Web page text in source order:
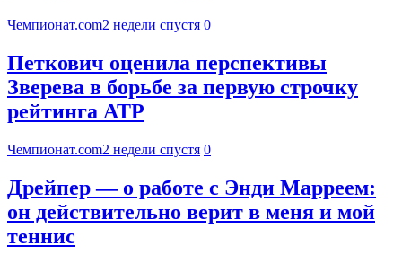
Чемпионат.com2 недели спустя 0
Петкович оценила перспективы
Зверева в борьбе за первую строчку
рейтинга АТР
Чемпионат.com2 недели спустя 0
Дрейпер — о работе с Энди Марреем:
он действительно верит в меня и мой
теннис